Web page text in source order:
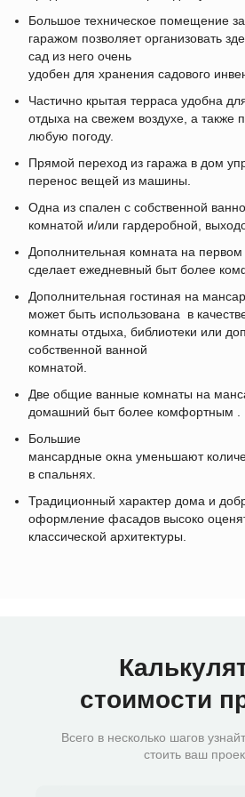
Большое техническое помещение за
гаражом позволяет организовать
сад из него очень
удобен для хранения садового
Частично крытая терраса удобна
отдыха на свежем воздухе, а также
любую погоду.
Прямой переход из гаража в дом
перенос вещей из машины.
Одна из спален с собственной
комнатой и/или гардеробной,
Дополнительная комната на первом
сделает ежедневный быт более
Дополнительная гостиная на
может быть использована в
комнаты отдыха, библиотеки или
собственной ванной
комнатой.
Две общие ванные комнаты на
домашний быт более комфортным .
Большие
мансардные окна уменьшают
в спальнях.
Традиционный характер дома и
оформление фасадов высоко
классической архитектуры.
стоимости
Всего в несколько шагов
стоить ваш